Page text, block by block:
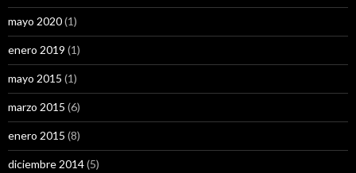
mayo 2020(1)
enero 2019 (1)
mayo 2015 (1)
marzo 2015 (6)
enero 2015 (8)
diciembre 2014(5)